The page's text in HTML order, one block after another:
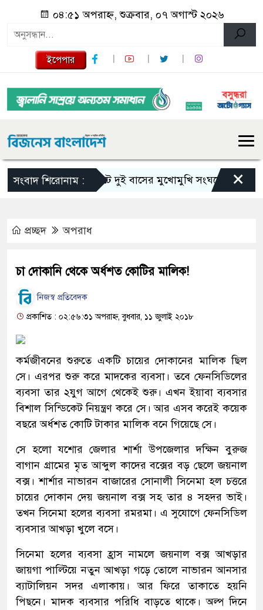
০৪:৫১ অপরাহ্ন, শুক্রবার, ০৭ অগাস্ট ২০২৬
ইপেপার
সংবাদ শিরোনাম :সিলেটে দুই বাসের মুখোমুখি সংঘর্ষে নিহত বেড়ে ৯
×
প্রচ্ছদ অপরাধ
চা দোকানি থেকে অর্ধশত কোটির মালিক!
নিজস্ব প্রতিবেদক
প্রকাশিত : ০২:৫৬:৩১ অপরাহ্ন, বুধবার, ১১ জুলাই ২০১৮
কর্মজীবনের শুরুতে একটি চায়ের দোকানের মালিক ছিল
সে। এরপর শুরু করে মাদকের ব্যবসা। তবে ফেনসিডিলের
ব্যবসা তার ২যুগ আগে থেকেই শুরু। এখন ইয়াবা ব্যবসার
বিশাল সিন্ডিকেট নিয়ন্ত্রণ করে সে। আর এসব করেই কয়েক
বছরে অর্ধশত কোটি টাকার মালিক বনে গিয়েছে সে।
সে হলো যশোর জেলার শার্শা উপজেলার দক্ষিন বুরুজ
বাগান গ্রামের মৃত আব্দুল কাদের বক্সের বড় ছেলে জয়নাল
বক্স। শার্শার নাভারন বাজারের সোনালী সিনেমা হল চত্তরে
চায়ের দোকান দেয় জয়নাল বক্স সহ তার ৪ সহদর ভাই।
তখন সিনেমা হলের ব্যবসা রমরমা। এ সুযোগে ফেনসিডিল
ব্যবসার আখড়া খুলে বসে।
সিনেমা হলের ব্যবসা হ্রাস নামলে জয়নাল বক্স আখড়ার
জায়গা পাল্টিয়ে নতুন আখড়া গড়ে তোলে নাভারন আনসার
ব্যাটালিয়ন সদর এলাকায়। আর ফিরে তাকাতে হয়নি
পিছনে। মাদক ব্যবসার পরিধি বাড়তে থাকে। অল্প দিনে